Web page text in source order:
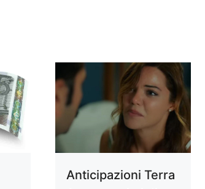
Anticipazioni Terra